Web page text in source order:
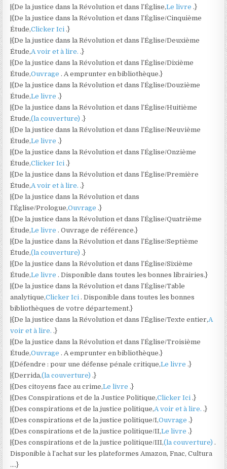
|{De la justice dans la Révolution et dans l’Église,Le livre .}
|{De la justice dans la Révolution et dans l’Église/Cinquième
Étude,Clicker Ici .}
|{De la justice dans la Révolution et dans l’Église/Deuxième
Étude,A voir et à lire. .}
|{De la justice dans la Révolution et dans l’Église/Dixième
Étude,Ouvrage . A emprunter en bibliothèque.}
|{De la justice dans la Révolution et dans l’Église/Douzième
Étude,Le livre .}
|{De la justice dans la Révolution et dans l’Église/Huitième
Étude,(la couverture) .}
|{De la justice dans la Révolution et dans l’Église/Neuvième
Étude,Le livre .}
|{De la justice dans la Révolution et dans l’Église/Onzième
Étude,Clicker Ici .}
|{De la justice dans la Révolution et dans l’Église/Première
Étude,A voir et à lire. .}
|{De la justice dans la Révolution et dans
l’Église/Prologue,Ouvrage .}
|{De la justice dans la Révolution et dans l’Église/Quatrième
Étude,Le livre . Ouvrage de référence.}
|{De la justice dans la Révolution et dans l’Église/Septième
Étude,(la couverture) .}
|{De la justice dans la Révolution et dans l’Église/Sixième
Étude,Le livre . Disponible dans toutes les bonnes librairies.}
|{De la justice dans la Révolution et dans l’Église/Table
analytique,Clicker Ici . Disponible dans toutes les bonnes
bibliothèques de votre département.}
|{De la justice dans la Révolution et dans l’Église/Texte entier,A
voir et à lire. .}
|{De la justice dans la Révolution et dans l’Église/Troisième
Étude,Ouvrage . A emprunter en bibliothèque.}
|{Défendre : pour une défense pénale critique,Le livre .}
|{Derrida,(la couverture) .}
|{Des citoyens face au crime,Le livre .}
|{Des Conspirations et de la Justice Politique,Clicker Ici .}
|{Des conspirations et de la justice politique,A voir et à lire. .}
|{Des conspirations et de la justice politique/I,Ouvrage .}
|{Des conspirations et de la justice politique/II,Le livre .}
|{Des conspirations et de la justice politique/III,(la couverture) .
Disponible à l’achat sur les plateformes Amazon, Fnac, Cultura
….}